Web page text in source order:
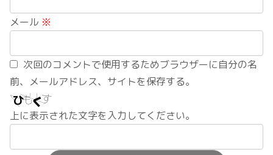
メール ※
次回のコメントで使用するためブラウザーに自分の名
前、メールアドレス、サイトを保存する。
上に表示された文字を入力してください。